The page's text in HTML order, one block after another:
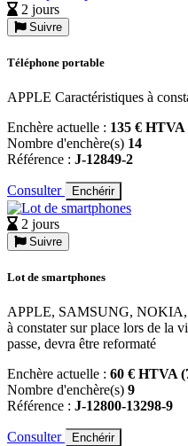
2 jours
Suivre
Téléphone portable
APPLE Caractéristiques à
Enchère actuelle : 135 €
Nombre d'enchère(s) 14
Référence : J-12849-2
Consulter Enchérir
2 jours
Suivre
Lot de smartphones
APPLE, SAMSUNG, NOKIA,
à constater sur place lors de la
passe, devra être reformaté
Enchère actuelle : 60 € HTVA
Nombre d'enchère(s) 9
Référence : J-12800-13298-9
Consulter Enchérir